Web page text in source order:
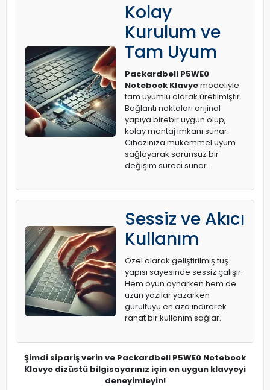
Kolay
Kurulum ve
Tam Uyum
Packardbell P5WE0
Notebook Klavyemodeliyle
tam uyumlu olarak üretilmiştir.
Bağlantı noktaları orijinal
yapıya birebir uygun olup,
kolay montaj imkanı sunar.
Cihazınıza mükemmel uyum
sağlayarak sorunsuz bir
değişim süreci sunar.
Sessiz ve Akıcı
Kullanım
Özel olarak geliştirilmiş tuş
yapısı sayesinde sessiz çalışır.
Hem oyun oynarken hem de
uzun yazılar yazarken
gürültüyü en aza indirerek
rahat bir kullanım sağlar.
Şimdi sipariş verin ve Packardbell P5WE0 Notebook
Klavye dizüstü bilgisayarınız için en uygun klavyeyi
deneyimleyin!